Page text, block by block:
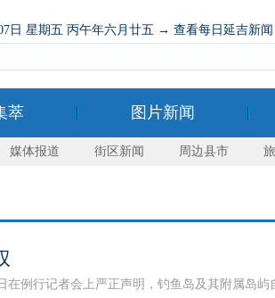
日 星期五 丙午年六月廿五 → 查看每日延吉新闻
萃 图片新闻
媒体报道 街区新闻 周边县市
行记者会上严正声明，钓鱼岛及其附属岛屿